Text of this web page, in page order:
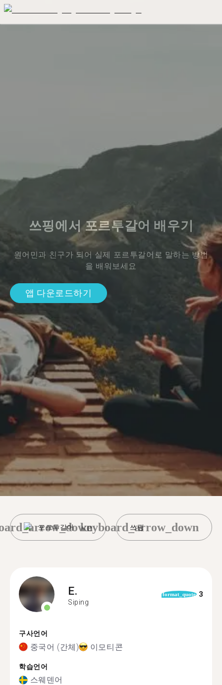
쓰핑에서 포르투갈어 배우기
원어민과 친구가 되어 실제 포르투갈어로 말하는 방법
을 배워보세요
앱 다운로드하기
포르투갈어 쓰핑
keyboard_arrow_down
E.
Siping
format_quote 3
구사언어
중국어 (간체) 이모티콘
학습언어
스웨덴어